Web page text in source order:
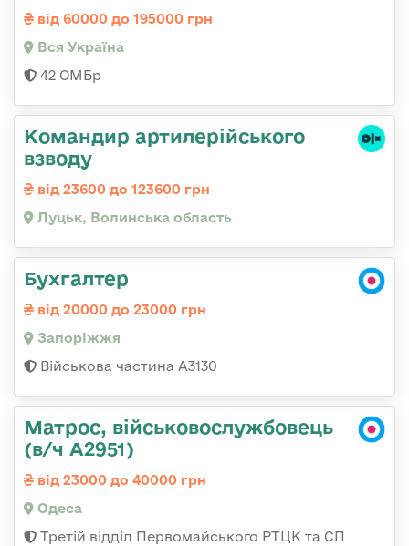
від 60000 до 195000 грн
Вся Україна
42 ОМБр
Командир артилерійського
взводу
від 23600 до 123600 грн
Луцьк, Волинська область
Бухгалтер
від 20000 до 23000 грн
Запоріжжя
Військова частина А3130
Матрос, військовослужбовець
(в/ч А2951)
від 23000 до 40000 грн
Одеса
Третій відділ Первомайського РТЦК та СП